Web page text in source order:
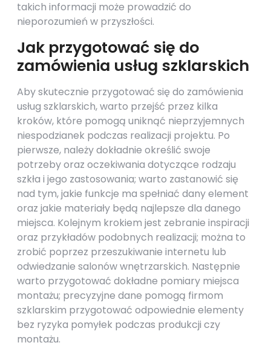
takich informacji może prowadzić do
nieporozumień w przyszłości.
Jak przygotować się do
zamówienia usług szklarskich
Aby skutecznie przygotować się do zamówienia
usług szklarskich, warto przejść przez kilka
kroków, które pomogą uniknąć nieprzyjemnych
niespodzianek podczas realizacji projektu. Po
pierwsze, należy dokładnie określić swoje
potrzeby oraz oczekiwania dotyczące rodzaju
szkła i jego zastosowania; warto zastanowić się
nad tym, jakie funkcje ma spełniać dany element
oraz jakie materiały będą najlepsze dla danego
miejsca. Kolejnym krokiem jest zebranie inspiracji
oraz przykładów podobnych realizacji; można to
zrobić poprzez przeszukiwanie internetu lub
odwiedzanie salonów wnętrzarskich. Następnie
warto przygotować dokładne pomiary miejsca
montażu; precyzyjne dane pomogą firmom
szklarskim przygotować odpowiednie elementy
bez ryzyka pomyłek podczas produkcji czy
montażu.